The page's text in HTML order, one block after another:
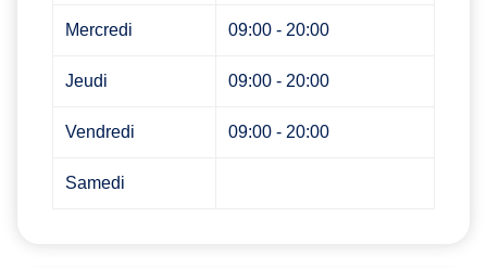
Mercredi 09:00 - 20:00
Jeudi 09:00 - 20:00
Vendredi 09:00 - 20:00
Samedi